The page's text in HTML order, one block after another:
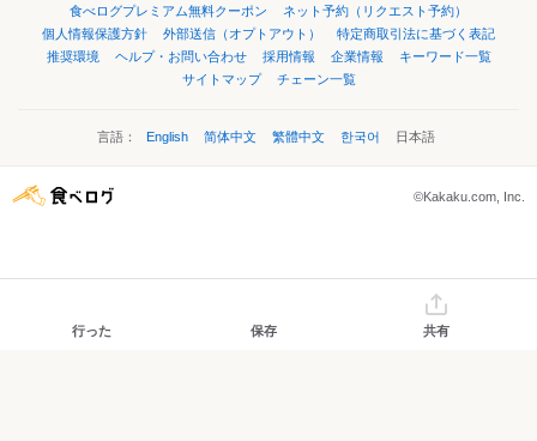
食べログプレミアム無料クーポン
ネット予約（リクエスト予約）
個人情報保護方針
外部送信（オプトアウト）
特定商取引法に基づく表記
推奨環境
ヘルプ・お問い合わせ 採用情報 企業情報
キーワード一覧
サイトマップ
チェーン一覧
言語： English 简体中文 繁體中文 한국어 日本語
©Kakaku.com, Inc.
行った 保存 共有